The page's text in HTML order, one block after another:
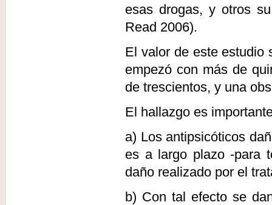
esas drogas, y otros
Read 2006).
El valor de este estudio
empezó con más de
de trescientos, y una
El hallazgo es
a) Los antipsicóticos
es a largo plazo -para
daño realizado por el
b) Con tal efecto se